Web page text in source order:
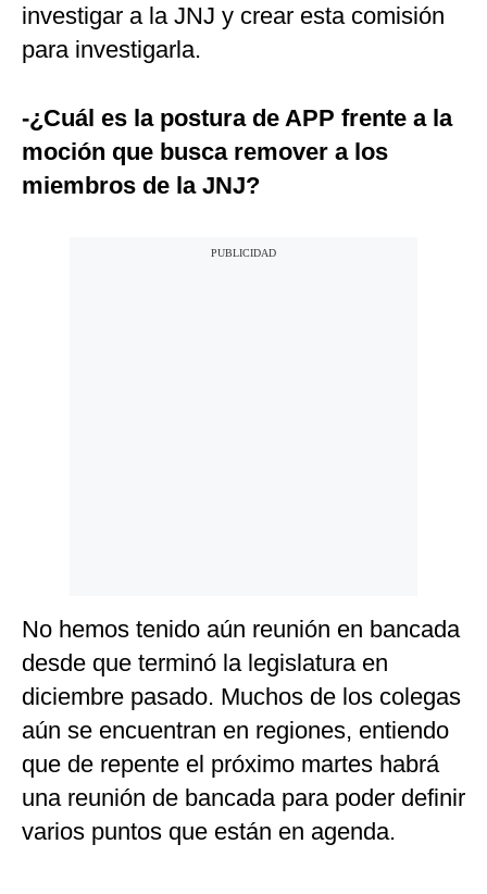
investigar a la JNJ y crear esta comisión
para investigarla.
-¿Cuál es la postura de APP frente a la
moción que busca remover a los
miembros de la JNJ?
No hemos tenido aún reunión en bancada
desde que terminó la legislatura en
diciembre pasado. Muchos de los colegas
aún se encuentran en regiones, entiendo
que de repente el próximo martes habrá
una reunión de bancada para poder definir
varios puntos que están en agenda.